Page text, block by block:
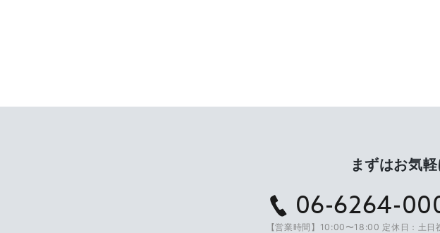
まずはお気軽
06-6264-
【営業時間】10:00〜18:00 定休日：土日